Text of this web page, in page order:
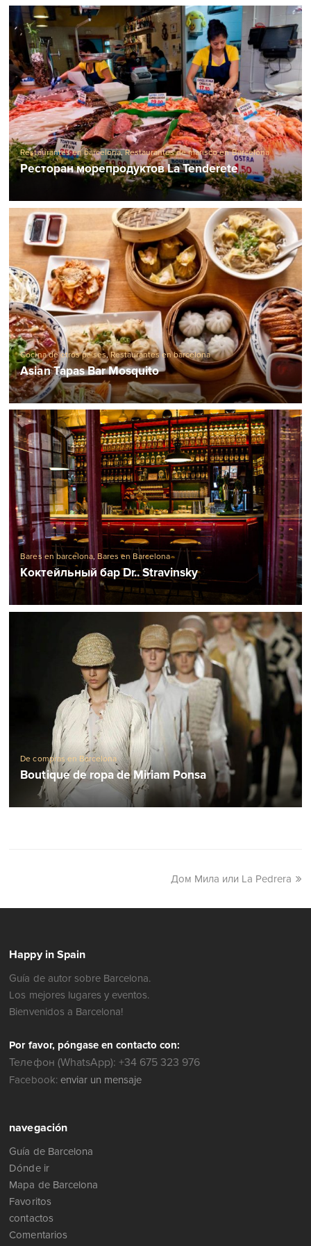
Restaurantes en barcelona,Restaurantes de marisco en Barcelona
Ресторан морепродуктов La Tenderete
Cocina de otros países,Restaurantes en barcelona
Asian Tapas Bar Mosquito
Bares en barcelona, Bares en Barcelona
Коктейльный бар Dr.. Stravinsky
De compras en Barcelona
Boutique de ropa de Miriam Ponsa
Дом Мила или La Pedrera
Happy in Spain
Guía de autor sobre Barcelona.
Los mejores lugares y eventos.
Bienvenidos a Barcelona!
Por favor, póngase en contacto con:
Телефон (WhatsApp): +34 675 323 976
Facebook: enviar un mensaje
navegación
Guía de Barcelona
Dónde ir
Mapa de Barcelona
Favoritos
contactos
Comentarios